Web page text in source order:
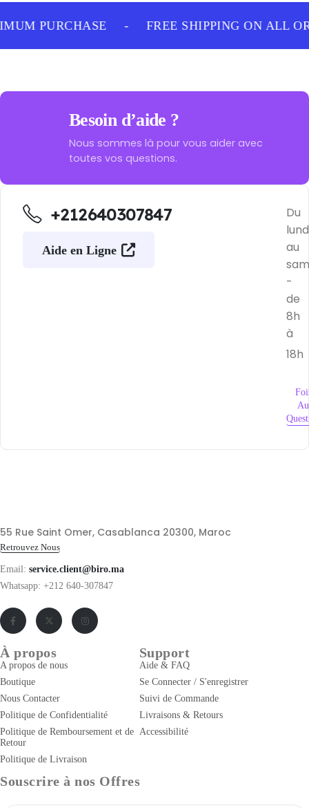
PURCHASE - FREE SHIPPING ON ALL
Besoin d’aide ?
Nous sommes là pour vous aider avec
toutes vos questions.
+212640307847
Aide en Ligne
Du
au
-
de
8h
à
18h
55 Rue Saint Omer, Casablanca 20300, Maroc
Retrouvez Nous
Email: service.client@biro.ma
Whatsapp: +212 640-307847
À propos
A propos de nous
Boutique
Nous Contacter
Politique de Confidentialité
Politique de Remboursement et de
Retour
Politique de Livraison
Support
Aide & FAQ
Se Connecter / S'enregistrer
Suivi de Commande
Livraisons & Retours
Accessibilité
Souscrire à nos Offres